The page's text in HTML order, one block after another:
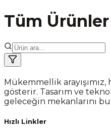
Tüm Ürünler
Mükemmellik
gösterir. Tasarım ve
geleceğin mekanlarını
Hızlı Linkler